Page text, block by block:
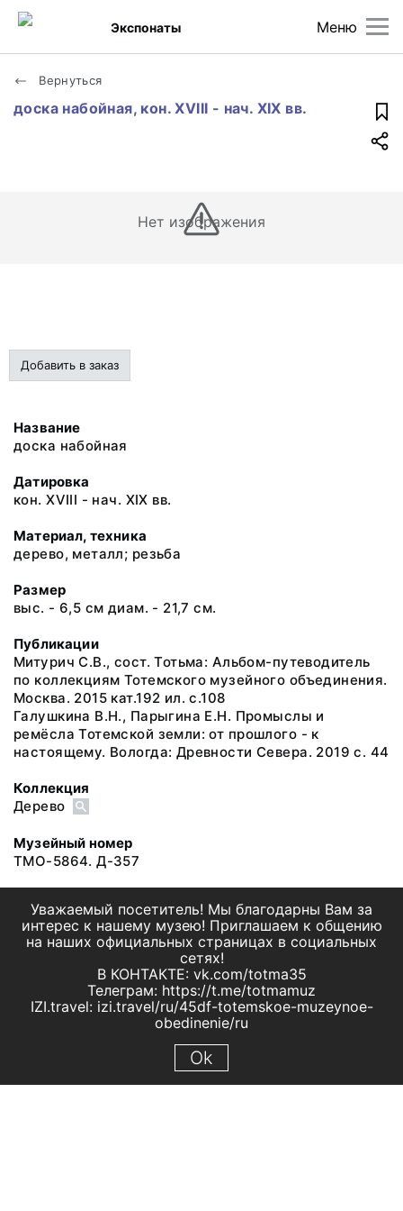
Меню
Экспонаты
Вернуться
доска набойная, кон. XVIII - нач. XIX вв.
Нет изображения
Добавить в заказ
Название
доска набойная
Датировка
кон. XVIII - нач. XIX вв.
Материал, техника
дерево, металл; резьба
Размер
выс. - 6,5 см диам. - 21,7 см.
Публикации
Митурич С.В., сост. Тотьма: Альбом-путеводитель
по коллекциям Тотемского музейного объединения.
Москва. 2015 кат.192 ил. с.108
Галушкина В.Н., Парыгина Е.Н. Промыслы и
ремёсла Тотемской земли: от прошлого - к
настоящему. Вологда: Древности Севера. 2019 с. 44
Коллекция
Дерево
Музейный номер
ТМО-5864. Д-357
Уважаемый посетитель! Мы благодарны Вам за
интерес к нашему музею! Приглашаем к общению
на наших официальных страницах в социальных
сетях!
В КОНТАКТЕ: vk.com/totma35
Телеграм: https://t.me/totmamuz
IZI.travel: izi.travel/ru/45df-totemskoe-muzeynoe-
obedinenie/ru
Ok